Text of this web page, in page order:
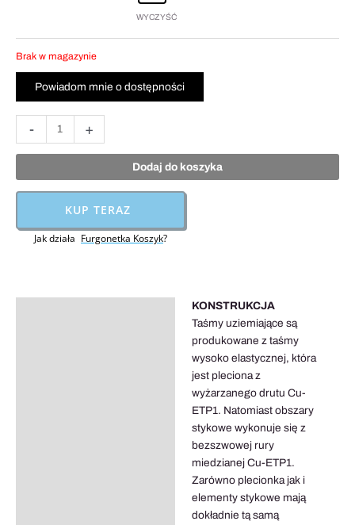
WYCZYŚĆ
Brak w magazynie
- +
Dodaj do koszyka
KUP TERAZ
Jak działa Furgonetka Koszyk?
KONSTRUKCJA
Taśmy uziemiające są
produkowane z taśmy
wysoko elastycznej, która
jest pleciona z
wyżarzanego drutu Cu-
ETP1. Natomiast obszary
stykowe wykonuje się z
bezszwowej rury
miedzianej Cu-ETP1.
Zarówno plecionka jak i
elementy stykowe mają
dokładnie tą samą